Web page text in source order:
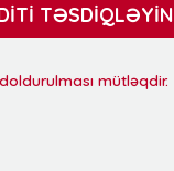
TƏSDİQLƏYİN
mütləqdir.